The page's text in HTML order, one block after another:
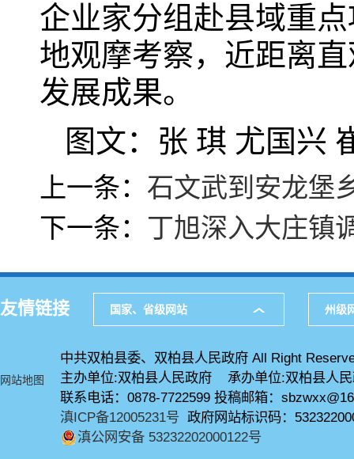
企业家分组赴县域重
地观摩考察，近距离
发展成果。
图文：张 琪 尤国兴
上一条： 石文武到安龙堡
下一条： 丁旭深入大庄镇
友情链接 国家、省级网站 州级
网站地图
中共双柏县委、双柏县人民政府 All Right
主办单位:双柏县人民政府 承办单位:双柏县人
联系电话：0878-7722599 投稿邮箱：
滇ICP备12005231号 政府网站标识码：
滇公网安备 53232202000122号